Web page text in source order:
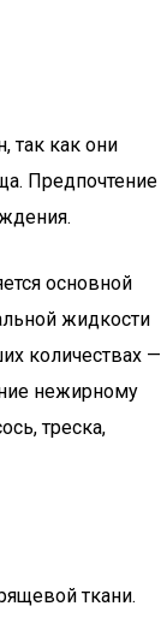
так как они
Предпочтение
основной
жидкости
количествах —
нежирному
треска,
ткани.